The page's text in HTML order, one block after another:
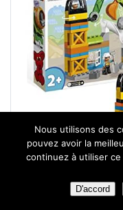
Nous utilisons des
pouvez avoir la
continuez à utiliser
D'accord